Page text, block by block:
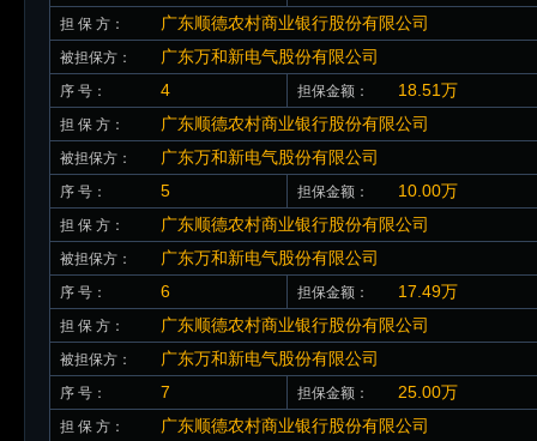
担 保 方： 广东顺德农村商业银行股份有限公司
被担保方： 广东万和新电气股份有限公司
序 号： 4 担保金额： 18.51万
担 保 方： 广东顺德农村商业银行股份有限公司
被担保方： 广东万和新电气股份有限公司
序 号： 5 担保金额： 10.00万
担 保 方： 广东顺德农村商业银行股份有限公司
被担保方： 广东万和新电气股份有限公司
序 号： 6 担保金额： 17.49万
担 保 方： 广东顺德农村商业银行股份有限公司
被担保方： 广东万和新电气股份有限公司
序 号： 7 担保金额： 25.00万
担 保 方： 广东顺德农村商业银行股份有限公司